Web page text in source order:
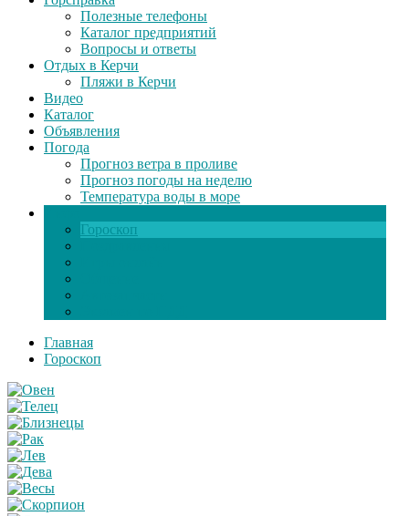
Полезные телефоны
Каталог предприятий
Вопросы и ответы
Отдых в Керчи
Пляжи в Керчи
Видео
Каталог
Объявления
Погода
Прогноз ветра в проливе
Прогноз погоды на неделю
Температура воды в море
Гороскоп
Главная
Гороскоп